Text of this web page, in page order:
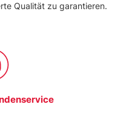
Qualität zu garantieren.